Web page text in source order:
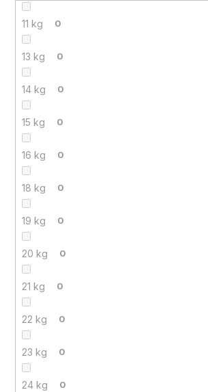
11 kg 0
13 kg 0
14 kg 0
15 kg 0
16 kg 0
18 kg 0
19 kg 0
20 kg 0
21 kg 0
22 kg 0
23 kg 0
24 kg 0